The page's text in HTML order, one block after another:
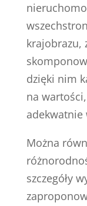
krajobrazu,
dzięki nim
na
adekwatnie
Można
szczegóły